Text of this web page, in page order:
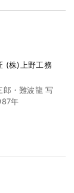
(株)上野工務
・難波龍 写
年